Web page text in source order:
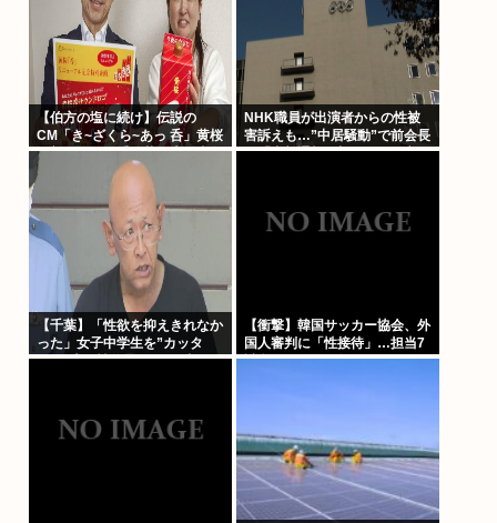
【伯方の塩に続け】伝説の
CM「き~ざくら~あっ 呑」黄桜
の新たな歌い手公募に志願者殺
到
NHK職員が出演者からの性被
害訴えも…”中居騒動”で前会長
は「内部通報一切ない」発言と
【千葉】「性欲を抑えきれなか
った」女子中学生を”カッタ
ー”で脅し性的暴行か 56歳の男
【衝撃】韓国サッカー協会、外
国人審判に「性接待」…担当7
試合はまさかの無敗